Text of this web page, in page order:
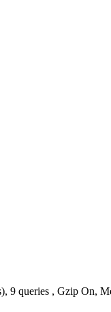
9 queries , Gzip On,